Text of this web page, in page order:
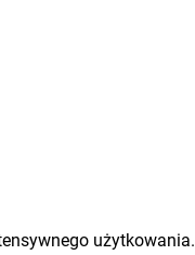
użytkowania.